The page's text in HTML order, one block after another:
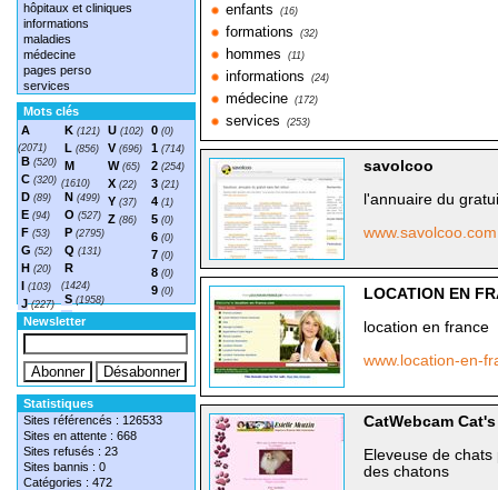
hôpitaux et cliniques
informations
maladies
médecine
pages perso
services
Mots clés
A
(2071)
B (520)
C (320)
D (89)
E (94)
F (53)
G (52)
H (20)
I (103)
J(227)
K (121)
L (856)
M
(1610)
N (499)
O (527)
P (2795)
Q (131)
R
(1424)
S (1958)
T(1548)
U (102)
V (696)
W (65)
X (22)
Y (37)
Z (86)
0 (0)
1 (714)
2 (254)
3 (21)
4 (1)
5 (0)
6 (0)
7 (0)
8 (0)
9 (0)
Newsletter
Statistiques
Sites référencés : 126533
Sites en attente : 668
Sites refusés : 23
Sites bannis : 0
Catégories : 472
enfants (16)
formations (32)
hommes (11)
informations (24)
médecine (172)
services (253)
savolcoo
l'annuaire du
LOCATION EN
location en france
www.location-en-
CatWebcam
Eleveuse de
des chatons